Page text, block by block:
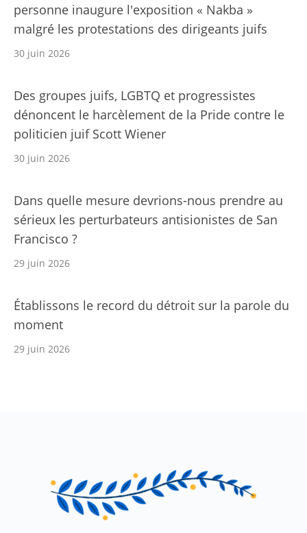
personne inaugure l'exposition « Nakba »
malgré les protestations des dirigeants juifs
30 juin 2026
Des groupes juifs, LGBTQ et progressistes
dénoncent le harcèlement de la Pride contre le
politicien juif Scott Wiener
30 juin 2026
Dans quelle mesure devrions-nous prendre au
sérieux les perturbateurs antisionistes de San
Francisco ?
29 juin 2026
Établissons le record du détroit sur la parole du
moment
29 juin 2026